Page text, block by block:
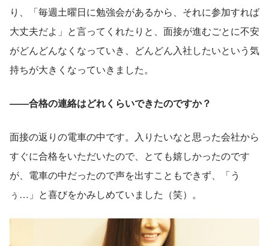
り、「毎週土曜日に勉強会があるから、それに参加すれば
大丈夫だよ」と言ってくれたりと、面接が進むごとに不安
がどんどんなくなっていき、どんどん入社したいという気
持ちが大きくなっていきました。
――合格の連絡はどれくらいできたのですか？
面接の返りの電車の中です。入りたいなと思った会社から
すぐに合格をいただいたので、とても嬉しかったのです
が、電車の中だったので声を出すこともできず、「う
ぅ…」と喜びをかみしめていました（笑）。